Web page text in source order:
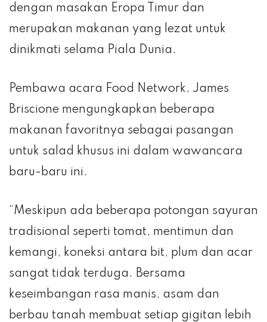
dengan masakan Eropa Timur dan
merupakan makanan yang lezat untuk
dinikmati selama Piala Dunia.
Pembawa acara Food Network, James
Briscione mengungkapkan beberapa
makanan favoritnya sebagai pasangan
untuk salad khusus ini dalam wawancara
baru-baru ini.
“Meskipun ada beberapa potongan sayuran
tradisional seperti tomat, mentimun dan
kemangi, koneksi antara bit, plum dan acar
sangat tidak terduga. Bersama
keseimbangan rasa manis, asam dan
berbau tanah membuat setiap gigitan lebih